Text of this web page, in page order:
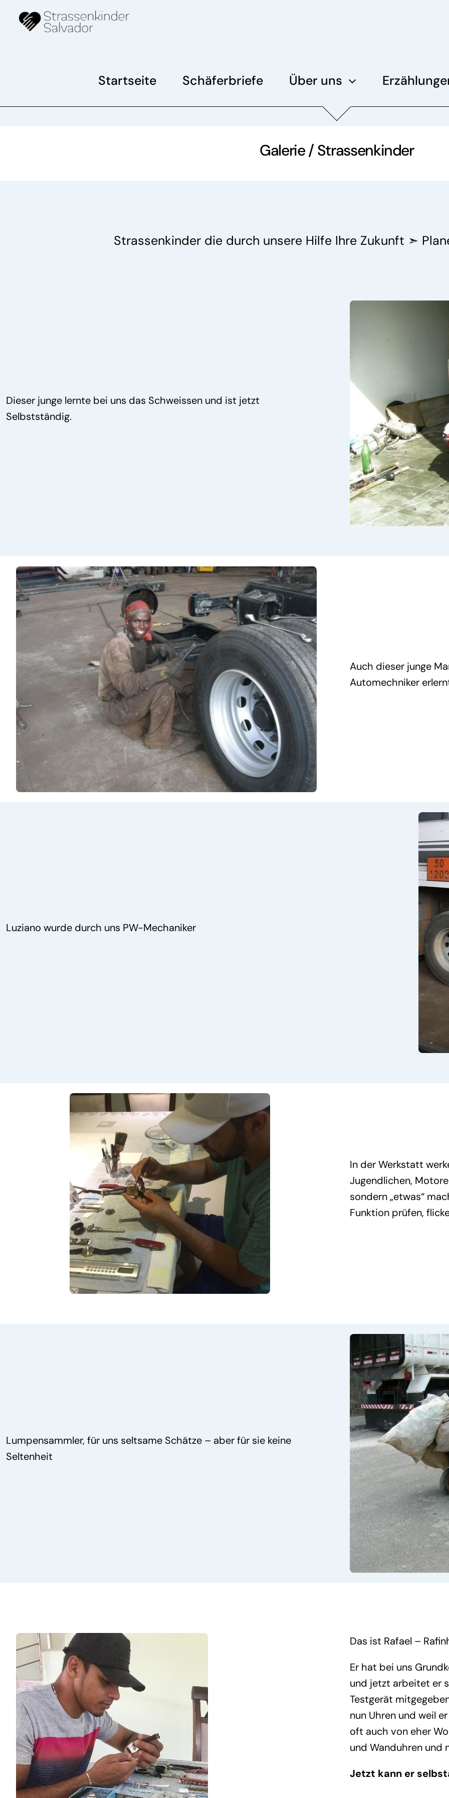
Startseite Schäferbriefe Über uns
Galerie / Strassenkinder
Strassenkinder die durch unsere Hilfe Ihre Zukunft ➣
Dieser junge lernte bei uns das Schweissen und ist jetzt
Selbstständig.
Auch dieser junge
Automechniker
Luziano wurde durch uns PW-Mechaniker
In der Werkstatt
Jugendlichen,
sondern „etwas“
Funktion prüfen,
Lumpensammler, für uns seltsame Schätze – aber für sie keine
Seltenheit
Das ist Rafael –
Er hat bei uns
und jetzt arbeitet er
Testgerät
nun Uhren und weil
oft auch von eher
und Wanduhren und
Jetzt kann er